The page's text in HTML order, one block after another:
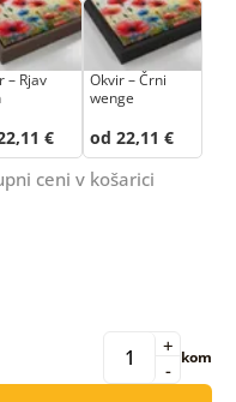
– Rjav
€
Okvir – Črni
wenge
od 22,11 €
ceni v košarici
-
+ kom